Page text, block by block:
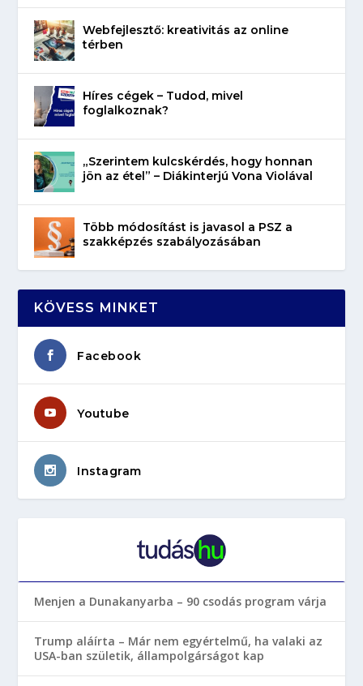
Webfejlesztő: kreativitás az online
térben
Híres cégek – Tudod, mivel
foglalkoznak?
„Szerintem kulcskérdés, hogy honnan
jön az étel” – Diákinterjú Vona Violával
Több módosítást is javasol a PSZ a
szakképzés szabályozásában
KÖVESS MINKET
Facebook
Youtube
Instagram
Menjen a Dunakanyarba – 90 csodás program várja
Trump aláírta – Már nem egyértelmű, ha valaki az
USA-ban születik, állampolgárságot kap